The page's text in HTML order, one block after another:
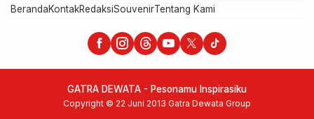
BerandaKontakRedaksiSouvenirTentang Kami
GATRA DEWATA - Pesonamu Inspirasiku
Copyright © 22 Juni 2013 Gatra Dewata Group